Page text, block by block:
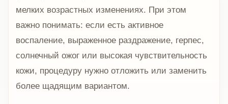
мелких возрастных изменениях. При этом
важно понимать: если есть активное
воспаление, выраженное раздражение, герпес,
солнечный ожог или высокая чувствительность
кожи, процедуру нужно отложить или заменить
более щадящим вариантом.